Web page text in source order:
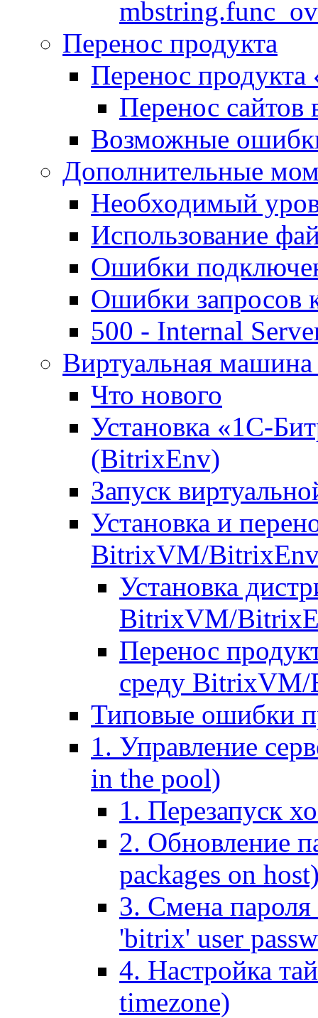
Перенос продукта
Перенос продукта
Перенос сайтов
Возможные
Дополнительные
Необходимый
Использование
Ошибки
Ошибки запросов
500 - Internal
Виртуальная
Что нового
Установка «1С-
(BitrixEnv)
Запуск
Установка и
BitrixVM/
Установка
BitrixVM/
Перенос
среду
Типовые ошибки
1. Управление
in the pool)
1. Перезапуск
2. Обновление
packages on
3. Смена пароля
'bitrix' user
4. Настройка
timezone)